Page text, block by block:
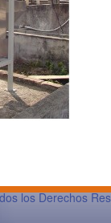
los Derechos